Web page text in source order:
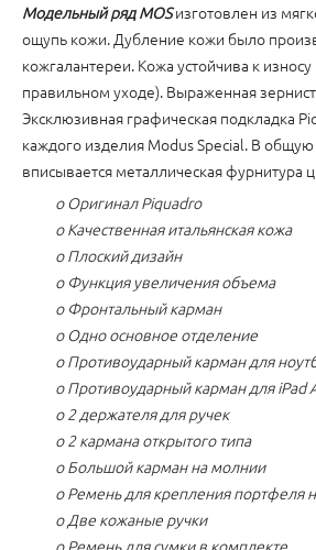
Модельный ряд MOS изготовлен из
ощупь кожи. Дубление кожи было
кожгалантереи. Кожа устойчива к
правильном уходе). Выраженная
Эксклюзивная графическая подкладка
каждого изделия Modus Special. В
вписывается металлическая фурнитура
o Оригинал Piquadro
o Качественная итальянская кожа
o Плоский дизайн
o Функция увеличения объема
o Фронтальный карман
o Одно основное отделение
o Противоударный карман для
o Противоударный карман для iPad
o 2 держателя для ручек
o 2 кармана открытого типа
o Большой карман на молнии
o Ремень для крепления портфеля
o Две кожаные ручки
o Ремень для сумки в комплекте